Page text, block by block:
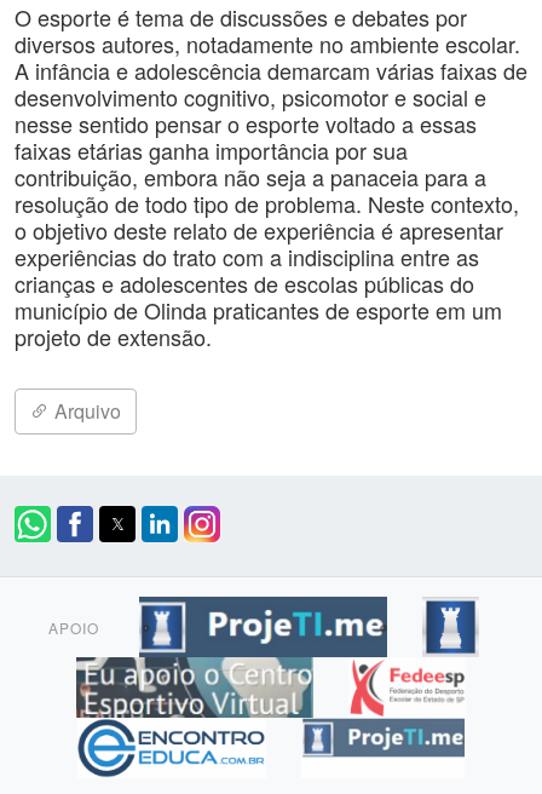
O esporte é tema de discussões e debates por
diversos autores, notadamente no ambiente escolar.
A infância e adolescência demarcam várias faixas de
desenvolvimento cognitivo, psicomotor e social e
nesse sentido pensar o esporte voltado a essas
faixas etárias ganha importância por sua
contribuição, embora não seja a panaceia para a
resolução de todo tipo de problema. Neste contexto,
o objetivo deste relato de experiência é apresentar
experiências do trato com a indisciplina entre as
crianças e adolescentes de escolas públicas do
município de Olinda praticantes de esporte em um
projeto de extensão.
Arquivo
APOIO